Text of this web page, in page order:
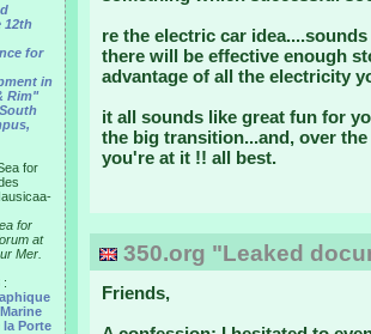
12th
for
in
Rim"
for
for
at
Mer.
:
Porte
re the electric car
there will be effective enough
advantage of all the electricity
it all sounds like great fun for
the big transition...and, over
you're at it !! all best.
350.org "Leaked
Friends,